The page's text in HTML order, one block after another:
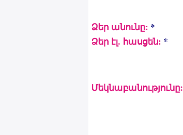
Ձեր անունը: *
Ձեր էլ. հասցեն: *
Մեկնաբանությունը: